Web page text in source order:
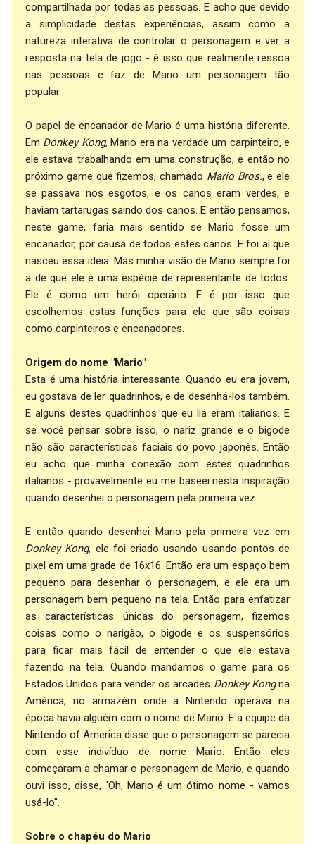
compartilhada por todas as pessoas. E acho que devido
a simplicidade destas experiências, assim como a
natureza interativa de controlar o personagem e ver a
resposta na tela de jogo - é isso que realmente ressoa
nas pessoas e faz de Mario um personagem tão
popular.
O papel de encanador de Mario é uma história diferente.
Em Donkey Kong, Mario era na verdade um carpinteiro, e
ele estava trabalhando em uma construção, e então no
próximo game que fizemos, chamado Mario Bros., e ele
se passava nos esgotos, e os canos eram verdes, e
haviam tartarugas saindo dos canos. E então pensamos,
neste game, faria mais sentido se Mario fosse um
encanador, por causa de todos estes canos. E foi aí que
nasceu essa ideia. Mas minha visão de Mario sempre foi
a de que ele é uma espécie de representante de todos.
Ele é como um herói operário. E é por isso que
escolhemos estas funções para ele que são coisas
como carpinteiros e encanadores.
Origem do nome "Mario"
Esta é uma história interessante. Quando eu era jovem,
eu gostava de ler quadrinhos, e de desenhá-los também.
E alguns destes quadrinhos que eu lia eram italianos. E
se você pensar sobre isso, o nariz grande e o bigode
não são características faciais do povo japonês. Então
eu acho que minha conexão com estes quadrinhos
italianos - provavelmente eu me baseei nesta inspiração
quando desenhei o personagem pela primeira vez.
E então quando desenhei Mario pela primeira vez em
Donkey Kong, ele foi criado usando usando pontos de
pixel em uma grade de 16x16. Então era um espaço bem
pequeno para desenhar o personagem, e ele era um
personagem bem pequeno na tela. Então para enfatizar
as características únicas do personagem, fizemos
coisas como o narigão, o bigode e os suspensórios
para ficar mais fácil de entender o que ele estava
fazendo na tela. Quando mandamos o game para os
Estados Unidos para vender os arcades Donkey Kongna
América, no armazém onde a Nintendo operava na
época havia alguém com o nome de Mario. E a equipe da
Nintendo of America disse que o personagem se parecia
com esse indivíduo de nome Mario. Então eles
começaram a chamar o personagem de Mario, e quando
ouvi isso, disse, 'Oh, Mario é um ótimo nome - vamos
usá-lo".
Sobre o chapéu do Mario